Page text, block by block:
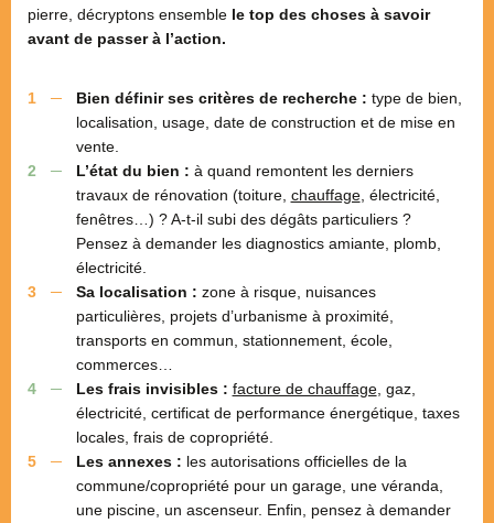
pierre, décryptons ensemble le top des choses à savoir
avant de passer à l’action.
Bien définir ses critères de recherche : type de bien,
localisation, usage, date de construction et de mise en
vente.
L’état du bien : à quand remontent les derniers
travaux de rénovation (toiture, chauffage, électricité,
fenêtres…) ? A-t-il subi des dégâts particuliers ?
Pensez à demander les diagnostics amiante, plomb,
électricité.
Sa localisation : zone à risque, nuisances
particulières, projets d’urbanisme à proximité,
transports en commun, stationnement, école,
commerces…
Les frais invisibles : facture de chauffage, gaz,
électricité, certificat de performance énergétique, taxes
locales, frais de copropriété.
Les annexes : les autorisations officielles de la
commune/copropriété pour un garage, une véranda,
une piscine, un ascenseur. Enfin, pensez à demander